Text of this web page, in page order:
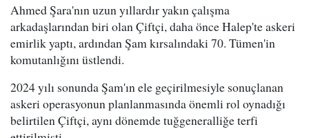
Ahmed Şara'nın uzun yıllardır yakın çalışma
arkadaşlarından biri olan Çiftçi, daha önce Halep'te askeri
emirlik yaptı, ardından Şam kırsalındaki 70. Tümen'in
komutanlığını üstlendi.
2024 yılı sonunda Şam'ın ele geçirilmesiyle sonuçlanan
askeri operasyonun planlanmasında önemli rol oynadığı
belirtilen Çiftçi, aynı dönemde tuğgeneralliğe terfi